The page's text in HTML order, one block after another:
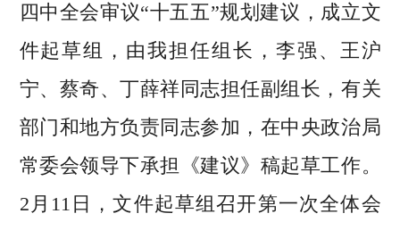
四中全会审议“十五五”规划建议，成立文
件起草组，由我担任组长，李强、王沪
宁、蔡奇、丁薛祥同志担任副组长，有关
部门和地方负责同志参加，在中央政治局
常委会领导下承担《建议》稿起草工作。
2月11日，文件起草组召开第一次全体会